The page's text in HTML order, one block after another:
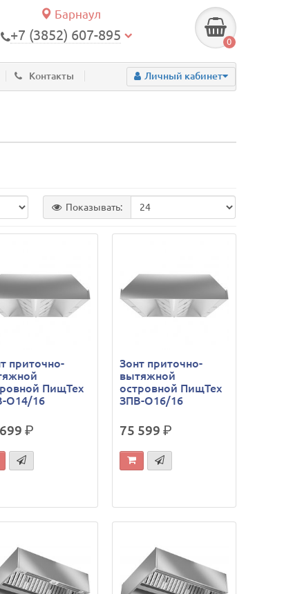
Барнаул
+7 (3852) 607-895 0
Контакты Личный кабинет
Показывать:
приточно-
ПищТех
О14/16
р.
Зонт приточно-
вытяжной
островной ПищТех
ЗПВ-О16/16
75 599 р.